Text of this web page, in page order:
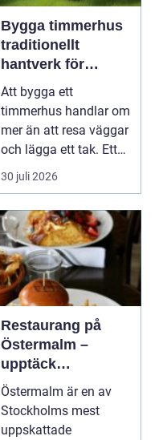
Bygga timmerhus
traditionellt
hantverk för
moderna behov
Att bygga ett
timmerhus handlar om
mer än att resa väggar
och lägga ett tak. Ett
timmerhus är ett lå...
30 juli 2026
Restaurang på
Östermalm –
upptäck
matupplevelser i
en av Stockholms
mest attraktiva
Östermalm är en av
Stockholms mest
uppskattade